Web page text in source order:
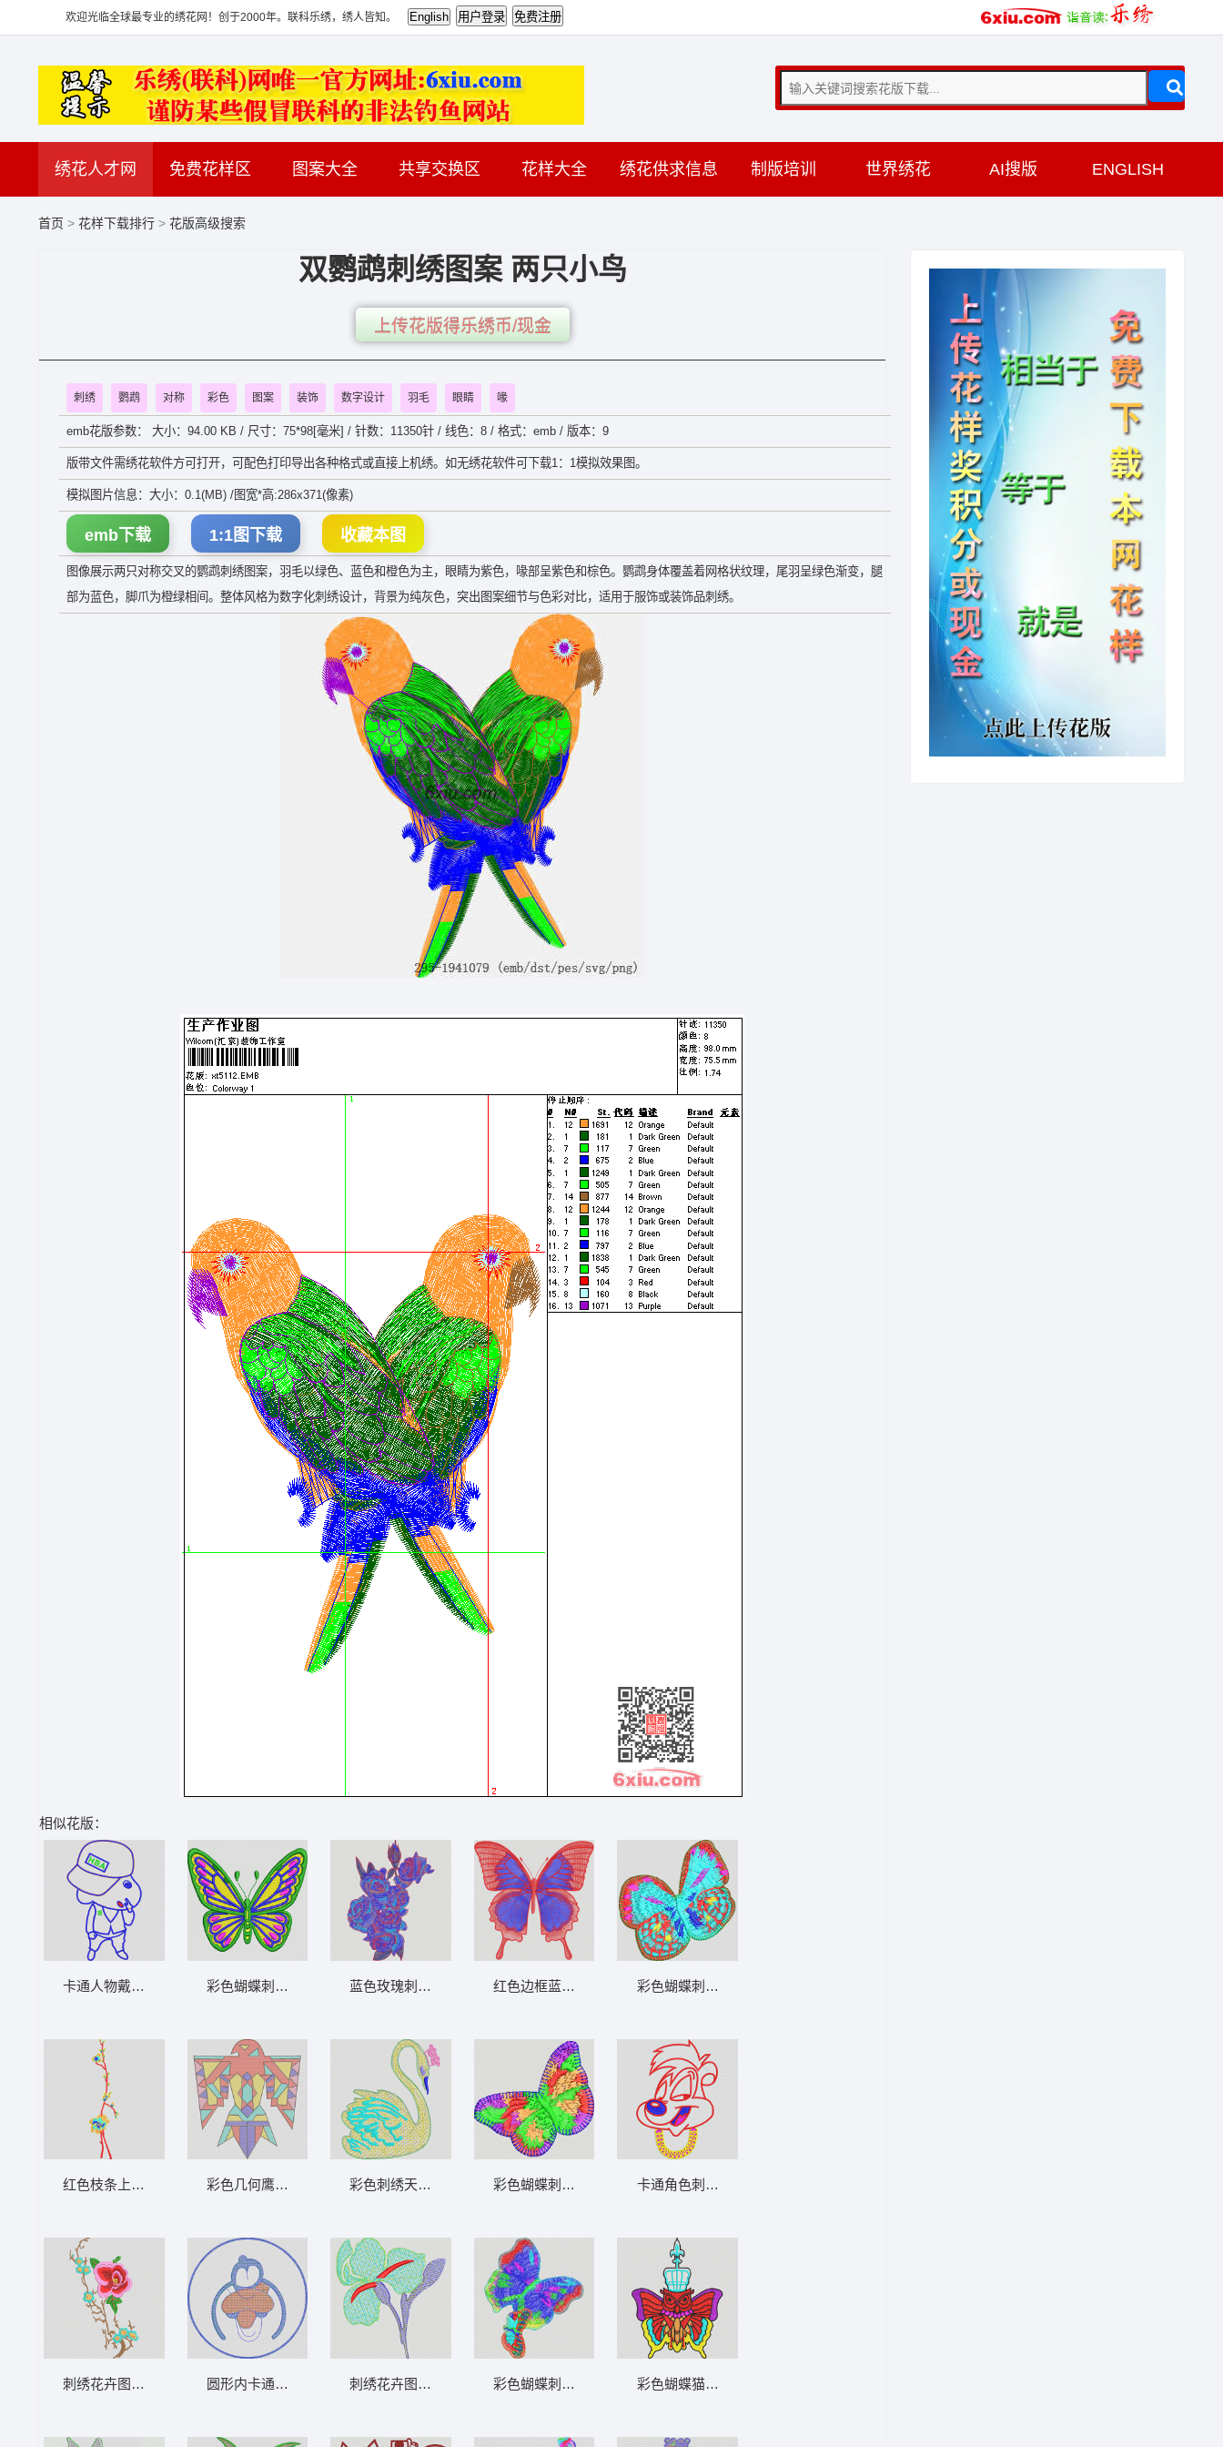
欢迎光临全球最专业的绣花网！创于2000年。联科乐绣，绣人皆知。
绣花人才网 免费花样区 图案大全 共享交换区 花样大全 绣花供求信息 制版培训 世界绣花 AI搜版 ENGLISH
首页 > 花样下载排行 > 花版高级搜索
双鹦鹉刺绣图案 两只小鸟
上传花版得乐绣币/现金
刺绣 鹦鹉 对称 彩色 图案 装饰 数字设计 羽毛 眼睛 喙
emb花版参数： 大小：94.00 KB / 尺寸：75*98[毫米] / 针数：11350针 / 线色：8 / 格式：emb / 版本：9
版带文件需绣花软件方可打开，可配色打印导出各种格式或直接上机绣。如无绣花软件可下载1：1模拟效果图。
模拟图片信息：大小：0.1(MB) /图宽*高:286x371(像素)
emb下载 1:1图下载 收藏本图
图像展示两只对称交叉的鹦鹉刺绣图案，羽毛以绿色、蓝色和橙色为主，眼睛为紫色，喙部呈紫色和棕色。鹦鹉身体覆盖着网格状纹理，尾羽呈绿色渐变，腿
部为蓝色，脚爪为橙绿相间。整体风格为数字化刺绣设计，背景为纯灰色，突出图案细节与色彩对比，适用于服饰或装饰品刺绣。
相似花版：
卡通人物戴帽比V手势 卡通蜡笔小新
红色枝条上的彩色花朵 靓话
刺绣花卉图案 靓花
彩色蝴蝶刺绣图案 蝴蝶
彩色几何鹰形图案 毛巾绣老鹰
圆形内卡通形象图案 毛巾绣卡通迪斯尼
蓝色玫瑰刺绣图案 靓玫瑰花
彩色刺绣天鹅图案 毛巾绣天鹅
刺绣花卉图案设计 花朵毛巾绣
红色边框蓝色蝴蝶刺绣 蝴蝶
彩色蝴蝶刺绣图案 蝴蝶
彩色蝴蝶刺绣图案 蝴蝶
彩色蝴蝶刺绣图案 蝴蝶
卡通角色刺绣设计 兔子
彩色蝴蝶猫头鹰徽章 猫头鹰